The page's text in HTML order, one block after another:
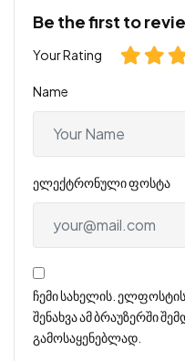
Be the first to
Your Rating
Name
ელექტრონული ფოსტა
ჩემი სახელის.
შენახვა ამ ბრაუზერში
გამოსაყენებლად.